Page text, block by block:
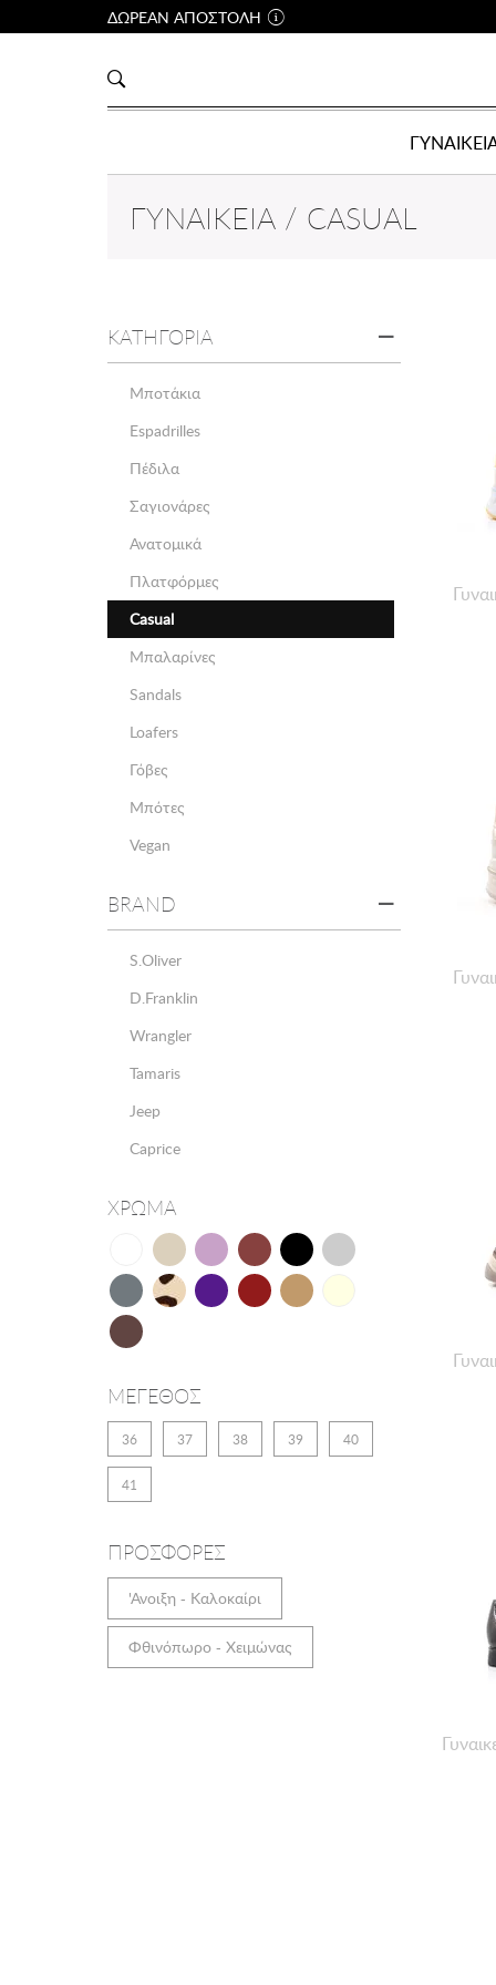
ΔΩΡΕΑΝ ΑΠΟΣΤΟΛΗ
ΓΥΝΑΙΚΕΊΑ / CASUAL
ΚΑΤΗΓΟΡΙΑ
Μποτάκια
Espadrilles
Πέδιλα
Σαγιονάρες
Ανατομικά
Πλατφόρμες
Casual
Μπαλαρίνες
Sandals
Loafers
Γόβες
Μπότες
Vegan
BRAND
S.Oliver
D.Franklin
Wrangler
Tamaris
Jeep
Caprice
ΧΡΩΜΑ
ΜΕΓΕΘΟΣ
36 37 38 39 40
41
ΠΡΟΣΦΟΡΕΣ
'Ανοιξη - Καλοκαίρι
Φθινόπωρο - Χειμώνας